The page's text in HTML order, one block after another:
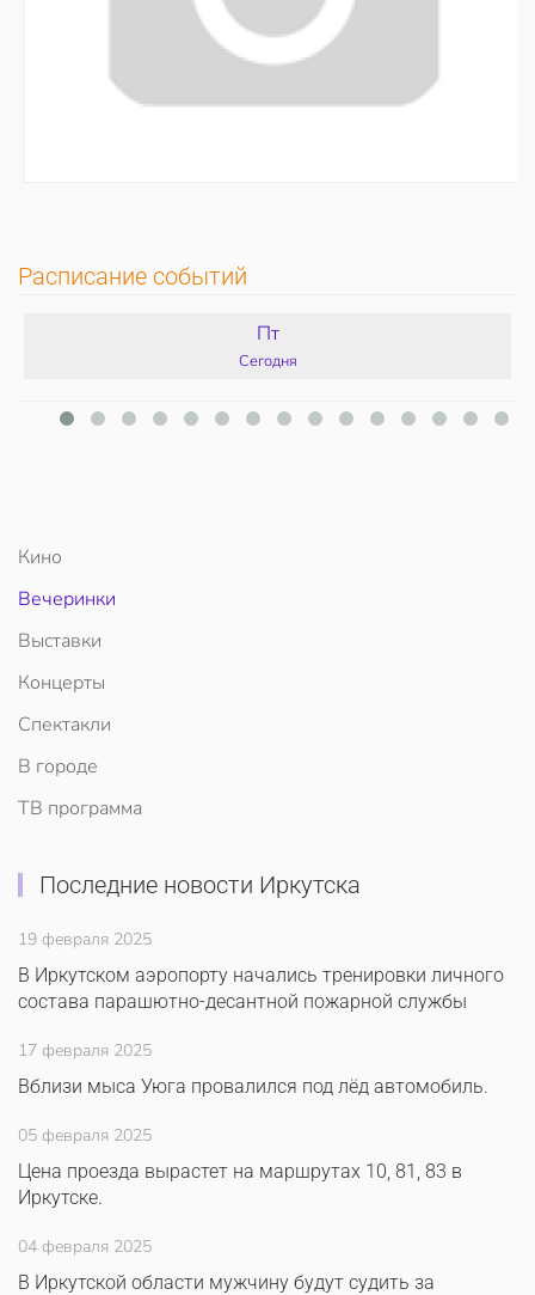
Расписание событий
Пт
Сегодня
Кино
Вечеринки
Выставки
Концерты
Спектакли
В городе
ТВ программа
Последние новости Иркутска
19 февраля 2025
В Иркутском аэропорту начались тренировки личного
состава парашютно-десантной пожарной службы
17 февраля 2025
Вблизи мыса Уюга провалился под лёд автомобиль.
05 февраля 2025
Цена проезда вырастет на маршрутах 10, 81, 83 в
Иркутске.
04 февраля 2025
В Иркутской области мужчину будут судить за